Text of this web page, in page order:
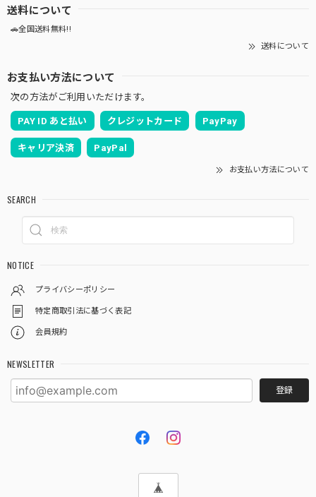
送料について
🚗全国送料無料!!
送料について
お支払い方法について
次の方法がご利用いただけます。
PAY ID あと払い クレジットカード PayPay
キャリア決済 PayPal
お支払い方法について
SEARCH
NOTICE
プライバシーポリシー
特定商取引法に基づく表記
会員規約
NEWSLETTER
登録